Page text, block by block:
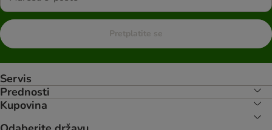
Pretplatite se
Servis
Prednosti
Kupovina